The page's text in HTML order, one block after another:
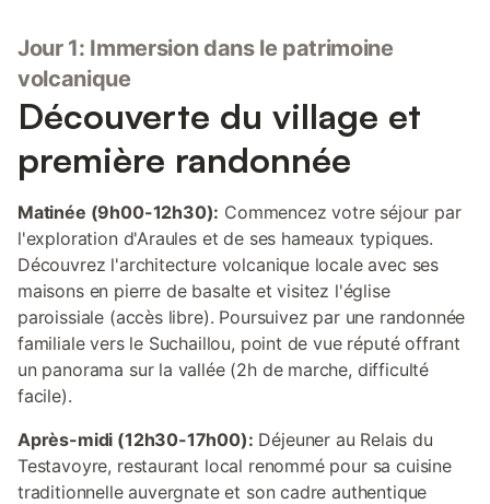
Jour 1: Immersion dans le patrimoine
volcanique
Découverte du village et
première randonnée
Matinée (9h00-12h30): Commencez votre séjour par
l'exploration d'Araules et de ses hameaux typiques.
Découvrez l'architecture volcanique locale avec ses
maisons en pierre de basalte et visitez l'église
paroissiale (accès libre). Poursuivez par une randonnée
familiale vers le Suchaillou, point de vue réputé offrant
un panorama sur la vallée (2h de marche, difficulté
facile).
Après-midi (12h30-17h00): Déjeuner au Relais du
Testavoyre, restaurant local renommé pour sa cuisine
traditionnelle auvergnate et son cadre authentique